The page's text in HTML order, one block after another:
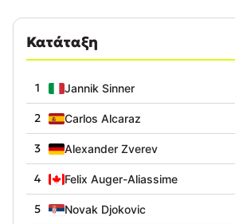
Κατάταξη
1 Jannik Sinner
2 Carlos Alcaraz
3 Alexander Zverev
4 Felix Auger-Aliassime
5 Novak Djokovic